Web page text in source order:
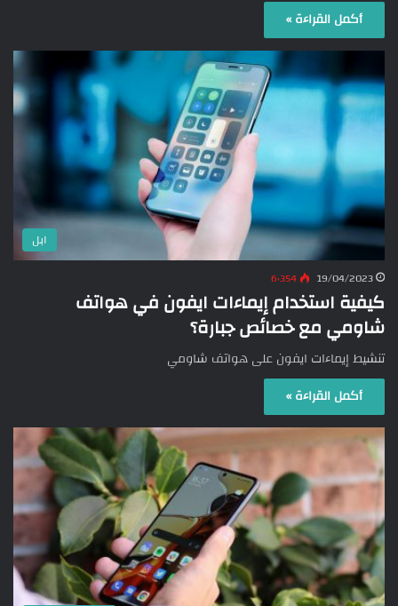
أكمل القراءة »
ابل
19/04/2023 6٬354
كيفية استخدام إيماءات ايفون في هواتف
شاومي مع خصائص جبارة؟
تنشيط إيماءات ايفون على هواتف شاومي
أكمل القراءة »